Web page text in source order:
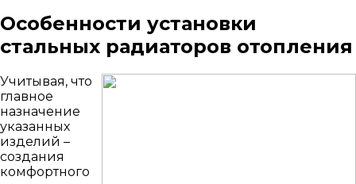
Особенности установки
стальных радиаторов отопления
Учитывая, что
главное
назначение
указанных
изделий –
создания
комфортного